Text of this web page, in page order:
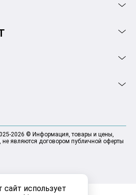
сайт использует
2026 © Информация, товары и цены,
не являются договором публичной оферты